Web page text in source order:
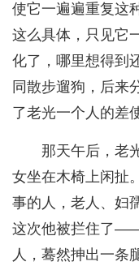
使它一遍遍重复这
这么具体，只见它
化了，哪里想得到
同散步遛狗，后来
了老光一个人的差
那天午后，老
女坐在木椅上闲扯
事的人，老人、妇
这次他被拦住了
人，蓦然抻出一